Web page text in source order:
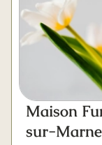
Maison
sur-Marne